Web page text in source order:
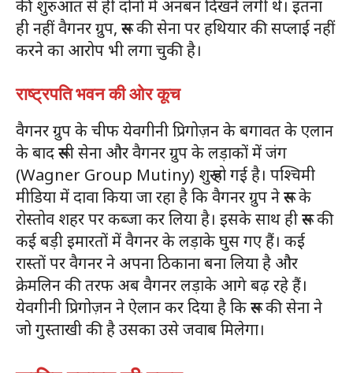
की शुरुआत से ही दोनों में अनबन दिखने लगी थे। इतना
ही नहीं वैगनर ग्रुप, रूस की सेना पर हथियार की सप्लाई नहीं
करने का आरोप भी लगा चुकी है।
राष्ट्रपति भवन की ओर कूच
वैगनर ग्रुप के चीफ येवगीनी प्रिगोज़न के बगावत के एलान
के बाद रूसी सेना और वैगनर ग्रुप के लड़ाकों में जंग
(Wagner Group Mutiny) शुरू हो गई है। पश्चिमी
मीडिया में दावा किया जा रहा है कि वैगनर ग्रुप ने रूस के
रोस्तोव शहर पर कब्जा कर लिया है। इसके साथ ही रूस की
कई बड़ी इमारतों में वैगनर के लड़ाके घुस गए हैं। कई
रास्तों पर वैगनर ने अपना ठिकाना बना लिया है और
क्रेमलिन की तरफ अब वैगनर लड़ाके आगे बढ़ रहे हैं।
येवगीनी प्रिगोज़न ने ऐलान कर दिया है कि रूस की सेना ने
जो गुस्ताखी की है उसका उसे जवाब मिलेगा।